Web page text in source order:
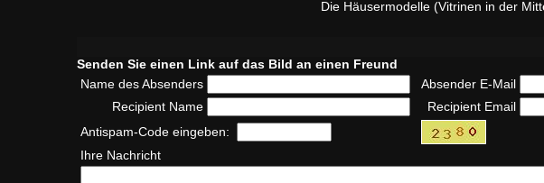
Die Häusermodelle (Vitrinen in der
Senden Sie einen Link auf das Bild an einen Freund
Name des Absenders
Absender E-Mail
Recipient Name
Recipient Email
Antispam-Code eingeben:
Ihre Nachricht